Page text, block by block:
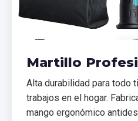
Martillo
Alta durabilidad para todo
trabajos en el hogar.
mango ergonómico